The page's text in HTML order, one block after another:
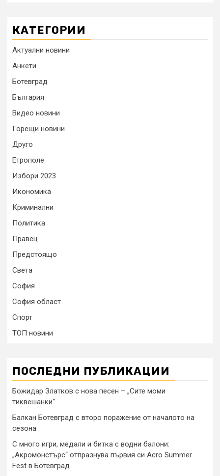
КАТЕГОРИИ
Актуални новини
Анкети
Ботевград
България
Видео новини
Горещи новини
Друго
Етрополе
Избори 2023
Икономика
Криминални
Политика
Правец
Предстоящо
Света
София
София област
Спорт
ТОП новини
ПОСЛЕДНИ ПУБЛИКАЦИИ
Божидар Златков с нова песен – „Сите моми
тиквешанки“
Балкан Ботевград с второ поражение от началото на
сезона
С много игри, медали и битка с водни балони:
„Акромонстърс“ отпразнува първия си Acro Summer
Fest в Ботевград